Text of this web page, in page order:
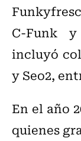
C-Funk
incluyó
y Seo2,
En el año
quienes